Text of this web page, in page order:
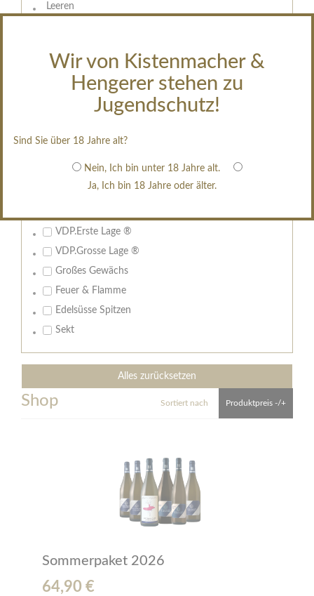
Wir von Kistenmacher &
Hengerer stehen zu
Jugendschutz!
Sind Sie über 18 Jahre alt?
Nein, Ich bin unter 18 Jahre alt.
Ja, Ich bin 18 Jahre oder älter.
Leeren
Heilbronn Wartberg
Flein
Flein Eselsberg
Diverse Lagen
VDP.Gutswein
VDP.Erste Lage ®
VDP.Grosse Lage ®
Großes Gewächs
Feuer & Flamme
Edelsüsse Spitzen
Sekt
Alles zurücksetzen
Shop Sortiert nach Produktpreis -/+
Sommerpaket 2026
64,90 €